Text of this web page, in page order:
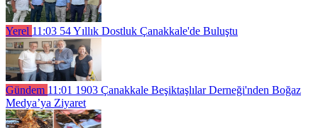
Yerel 11:03 54 Yıllık Dostluk Çanakkale'de Buluştu
Gündem 11:01 1903 Çanakkale Beşiktaşlılar Derneği'nden Boğaz
Medya’ya Ziyaret